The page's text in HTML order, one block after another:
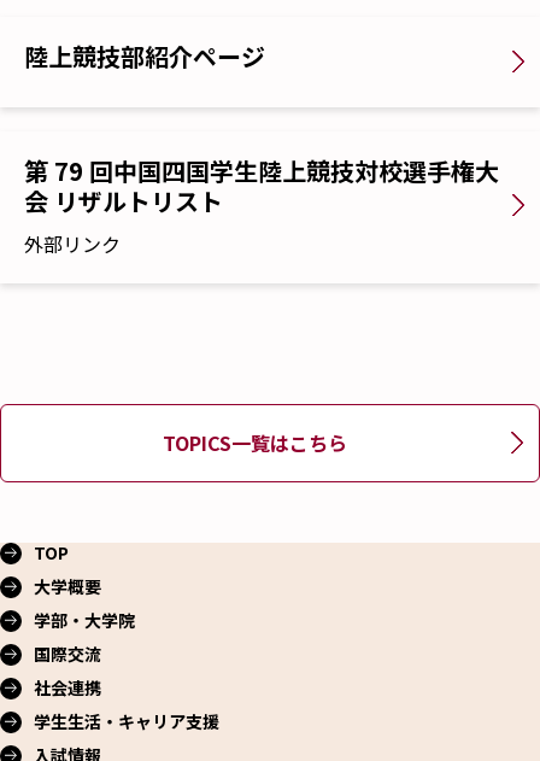
陸上競技部紹介ページ
第 79 回中国四国学生陸上競技対校選手権大
会 リザルトリスト
外部リンク
TOPICS一覧はこちら
TOP
大学概要
学部・大学院
国際交流
社会連携
学生生活・ キャリア支援
入試情報